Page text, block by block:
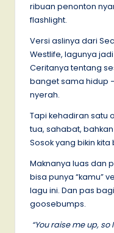
ribuan penonton
flashlight.
Versi aslinya dari
Westlife, lagunya
Ceritanya tentang
banget sama hidup
nyerah.
Tapi kehadiran satu
tua, sahabat,
Sosok yang bikin
Maknanya luas dan
bisa punya “kamu”
lagu ini. Dan pas
goosebumps.
“You raise me up,